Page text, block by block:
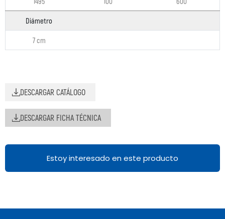
Diámetro
7 cm
DESCARGAR CATÁLOGO
DESCARGAR FICHA TÉCNICA
Estoy interesado en este producto